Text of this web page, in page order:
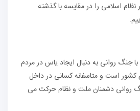
اسلامی را در مقایسه با گذشته
جنگ‌ روانی به دنبال ایجاد یاس در مردم
کشور است و متاسفانه کسانی در داخل
روانی دشمنان ملت و نظام حرکت می